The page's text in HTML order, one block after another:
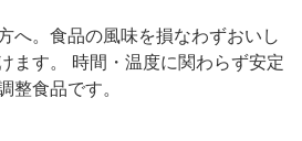
へ。食品の風味を損なわずおいし
ます。 時間・温度に関わらず安定
整食品です。